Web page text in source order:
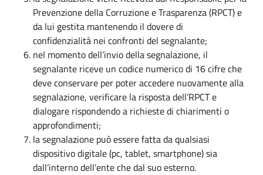
Prevenzione della Corruzione e Trasparenza (RPCT) e
da lui gestita mantenendo il dovere di
confidenzialità nei confronti del segnalante;
nel momento dell’invio della segnalazione, il
segnalante riceve un codice numerico di 16 cifre che
deve conservare per poter accedere nuovamente alla
segnalazione, verificare la risposta dell’RPCT e
dialogare rispondendo a richieste di chiarimenti o
approfondimenti;
la segnalazione può essere fatta da qualsiasi
dispositivo digitale (pc, tablet, smartphone) sia
dall’interno dell’ente che dal suo esterno.